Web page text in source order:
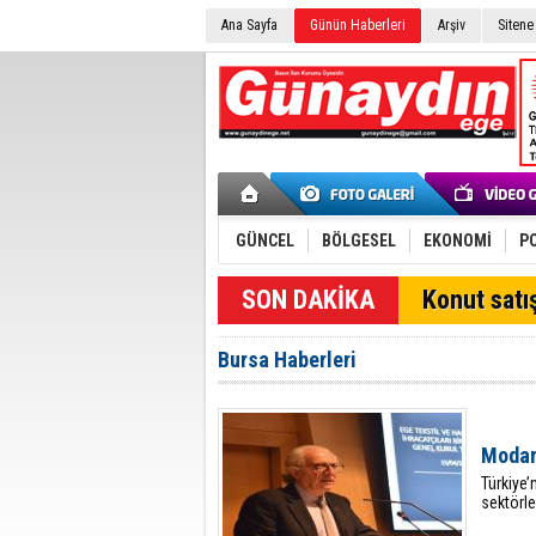
Ana Sayfa Günün Haberleri Arşiv
GÜNCEL BÖLGESEL EKONOMİ
Konut
Bursa Haberleri